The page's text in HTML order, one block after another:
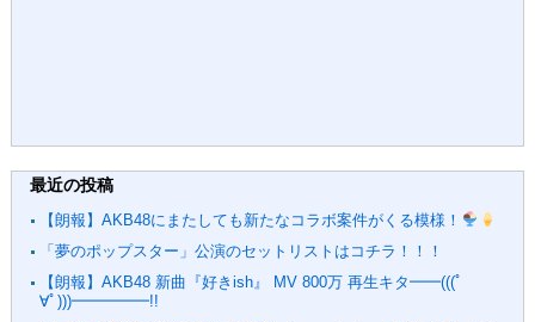
最近の投稿
【朗報】AKB48にまたしても新たなコラボ案件がくる模様！
「夢のポップスター」公演のセットリストはコチラ！！！
【朗報】AKB48 新曲『好きish』 MV 800万 再生キタ━━(((ﾟ
∀ﾟ)))━━━━━!!